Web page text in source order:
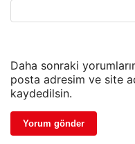
Daha sonraki
posta adresim ve site
kaydedilsin.